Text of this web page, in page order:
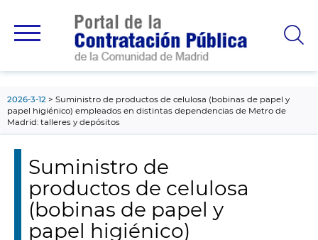
principal
2026-3-12
Suministro de productos de celulosa (bobinas de papel y
papel higiénico) empleados en distintas dependencias de Metro de
Madrid: talleres y depósitos
Suministro de
productos de celulosa
(bobinas de papel y
papel higiénico)